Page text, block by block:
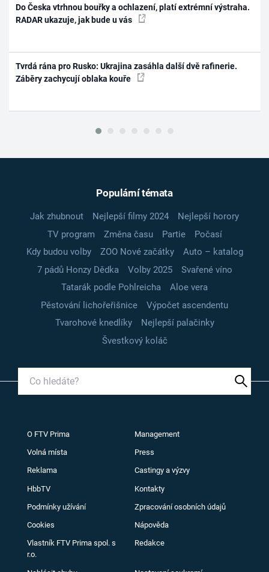
Do Česka vtrhnou bouřky a ochlazení, platí extrémní výstraha.
RADAR ukazuje, jak bude u vás
Tvrdá rána pro Rusko: Ukrajina zasáhla další dvě rafinerie.
Záběry zachycují oblaka kouře
Populární témata
Jak zhubnout Nejlepší filmy 2024
Nejlepší horory
TV program
Změna času Partie
Počasí
Kdy budou volby
ZOO Nové začátky
Auto – katalog
7 pádů Honzy Dědka
Volby 2025
Svařené víno
Tatarák podle Pohlreicha
Aloe vera
Pěstování lichořeřišnice
Výpočet ascendentu
Tvarohové knedlíky
Nejlepší palačinky
Švestkový koláč
O FTV Prima Management
Volná místa Press
Reklama Castingy a výzvy
HbbTV Kontakty
Podmínky užívání Zpracování osobních údajů
Cookies Nápověda
Vlastník FTV Prima spol. s
r.o.
Redakce